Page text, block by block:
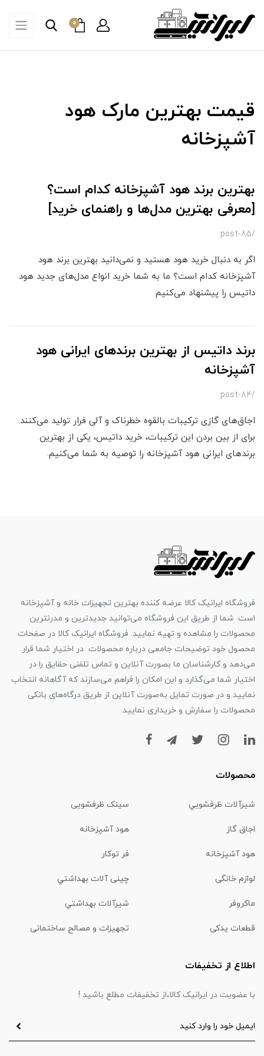
0
قیمت بهترین مارک هود
آشپزخانه
بهترین برند هود آشپزخانه کدام است؟
[معرفی بهترین مدل‌ها و راهنمای خرید]
/post-85
اگر به دنبال خرید هود هستید و نمی‌دانید بهترین برند هود
آشپزخانه کدام است؟ ما به شما خرید انواع مدل‌های جدید هود
داتیس را پیشنهاد می‌کنیم
برند داتیس از بهترین برندهای ایرانی هود
آشپزخانه
/post-84
اجاق‌های گازی ترکیبات بالقوه خطرناک و آلی فرار تولید می‌کنند.
برای از بین بردن این ترکیبات، خرید داتیس، یکی از بهترین
برندهای ایرانی هود آشپزخانه را توصیه به شما می‌کنیم.
فروشگاه ایرانیک کالا عرضه کننده بهترین تجهیزات خانه و آشپزخانه
است. شما از طریق این فروشگاه می‌توانید جدیدترین و مدرنترین
محصولات را مشاهده و تهیه نمایید. فروشگاه ایرانیک کالا در صفحات
محصول خود توضیحات جامعی درباره محصولات در اختیار شما قرار
می‌دهد و کارشناسان ما بصورت آنلاین و تماس تلفنی حقایق را در
اختیار شما می‌گذارد و این امکان را فراهم می‌سازند که آگاهانه انتخاب
نمایید و در صورت تمایل به‌صورت آنلاین از طریق درگاه‌های بانکی
محصولات را سفارش و خریداری نمایید.
محصولات
شیرآلات ظرفشويي سینک ظرفشویی
اجاق گاز هود آشپزخانه
هود آشپزخانه فر توکار
لوازم خانگی چینی آلات بهداشتي
ماكروفر شیرآلات بهداشتي
قطعات یدکی تجهیزات و مصالح ساختمانی
اطلاع از تخفیفات
با عضویت در ایرانیک کالا،از تخفیفات مطلع باشید !